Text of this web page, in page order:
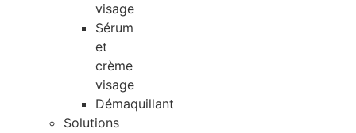
visage
Sérum
et
crème
visage
Démaquillant
Solutions